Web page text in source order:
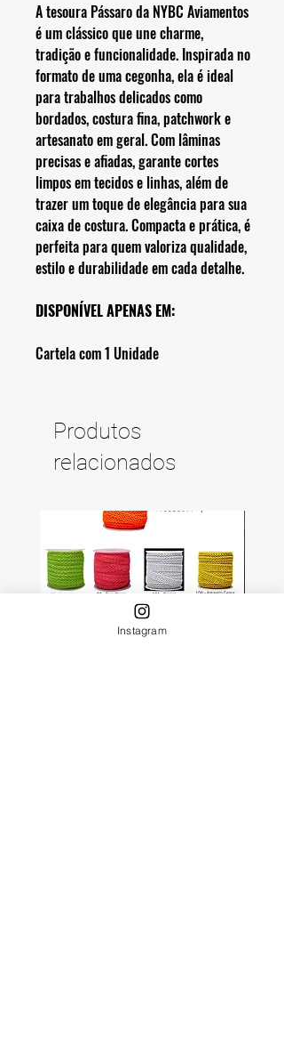
A tesoura Pássaro da NYBC Aviamentos
é um clássico que une charme,
tradição e funcionalidade. Inspirada no
formato de uma cegonha, ela é ideal
para trabalhos delicados como
bordados, costura fina, patchwork e
artesanato em geral. Com lâminas
precisas e afiadas, garante cortes
limpos em tecidos e linhas, além de
trazer um toque de elegância para sua
caixa de costura. Compacta e prática, é
perfeita para quem valoriza qualidade,
estilo e durabilidade em cada detalhe.
DISPONÍVEL APENAS EM:
Cartela com 1 Unidade
Produtos
relacionados
Instagram